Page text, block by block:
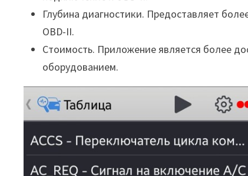
Глубина диагностики. Предоставляет
OBD-II.
Стоимость. Приложение является более
оборудованием.